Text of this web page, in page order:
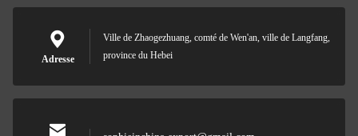
Adresse
Ville de Zhaogezhuang, comté de Wen'an, ville de Langfang,
province du Hebei